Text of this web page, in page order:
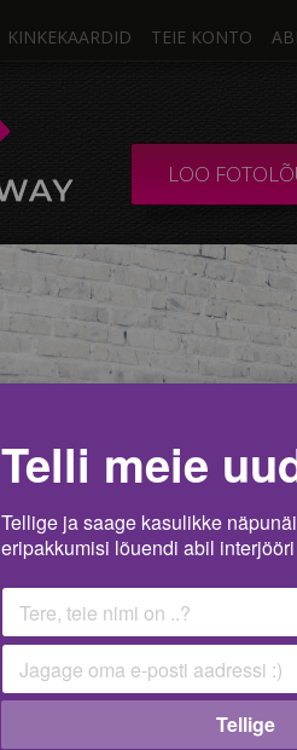
KINKEKAARDID TEIE KONTO ABI
LOO
FOTOLÕUEND / MULTILÕUEND 1
Telli meie
Tellige ja saage kasulikke
eripakkumisi lõuendi abil
Tellige